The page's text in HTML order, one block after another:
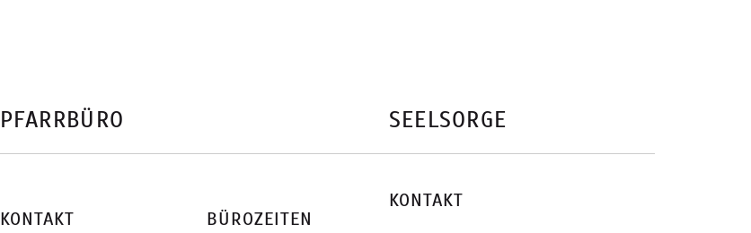
PFARRBÜRO
KONTAKT BÜROZEITEN
SEELSORGE
KONTAKT